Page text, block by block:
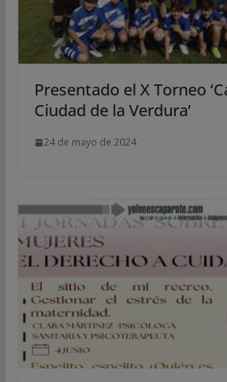
Presentado el X Torneo
Ciudad de la Verdura’
24 de mayo de 2024